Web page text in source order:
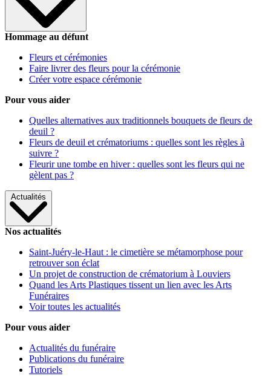
Hommage au défunt
Fleurs et cérémonies
Faire livrer des fleurs pour la cérémonie
Créer votre espace cérémonie
Pour vous aider
Quelles alternatives aux traditionnels bouquets de fleurs de
deuil ?
Fleurs de deuil et crématoriums : quelles sont les règles à
suivre ?
Fleurir une tombe en hiver : quelles sont les fleurs qui ne
gèlent pas ?
Actualités
Nos actualités
Saint-Juéry-le-Haut : le cimetière se métamorphose pour
retrouver son éclat
Un projet de construction de crématorium à Louviers
Quand les Arts Plastiques tissent un lien avec les Arts
Funéraires
Voir toutes les actualités
Pour vous aider
Actualités du funéraire
Publications du funéraire
Tutoriels